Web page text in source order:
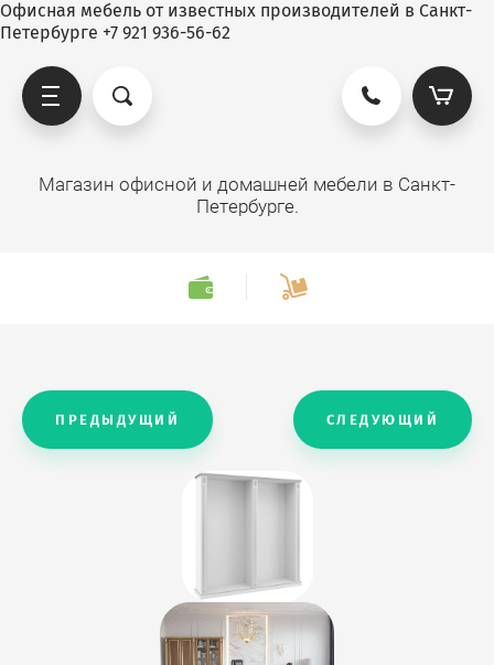
Офисная мебель от известных производителей в Санкт-
Петербурге +7 921 936-56-62
Магазин офисной и домашней мебели в Санкт-
Петербурге.
ПРЕДЫДУЩИЙ СЛЕДУЮЩИЙ